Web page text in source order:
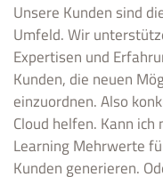
Unsere Kunden sind
Umfeld. Wir
Expertisen und
Kunden, die neuen
einzuordnen. Also
Cloud helfen. Kann
Learning Mehrwerte
Kunden generieren.